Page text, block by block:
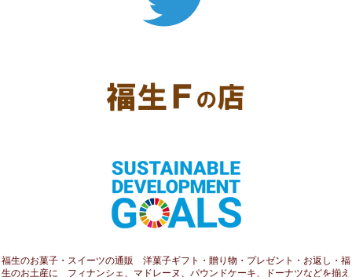
福生のお菓子・スイーツの通販 洋菓子ギフト・贈り物・プレゼント・お返し・福
生のお土産に フィナンシェ、マドレーヌ、パウンドケーキ、ドーナツなどを揃え